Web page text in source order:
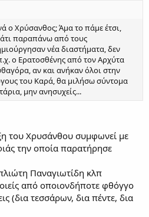
ο Χρύσανθος; Άμα το πάμε έτσι,
παραπάνω από τους
νέα διαστήματα, δεν
ο Ερατοσθένης από τον Αρχύτα
αν και ανήκαν όλοι στην
του Καρά, θα μιλήσω σύντομα
μην ανησυχείς...
του Χρυσάνθου συμφωνεί με
την οποία παρατήρησε
Παναγιωτίδη κλπ
από οποιονδήποτε φθόγγο
(δια τεσσάρων, δια πέντε, δια